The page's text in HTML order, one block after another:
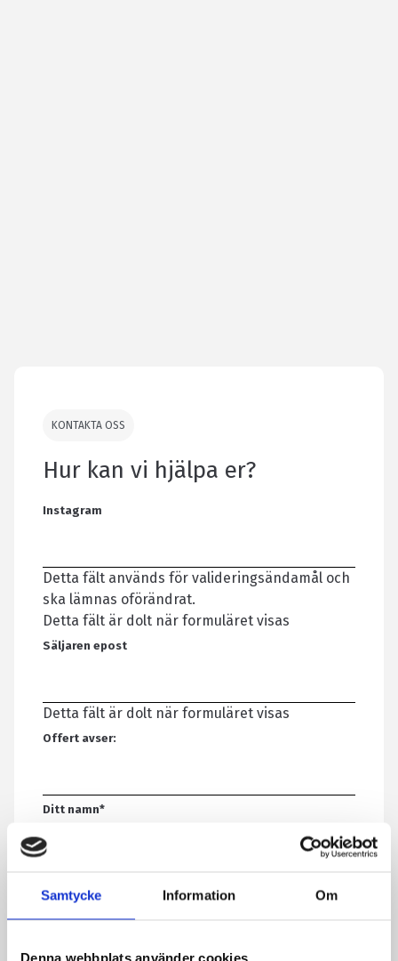
Samtycke Information Om
Denna webbplats använder cookies
KONTAKTA OSS
Hur kan vi hjälpa er?
Instagram
Detta fält används för valideringsändamål och
ska lämnas oförändrat.
Detta fält är dolt när formuläret visas
Säljaren epost
Detta fält är dolt när formuläret visas
Offert avser:
Ditt namn*
Telefon